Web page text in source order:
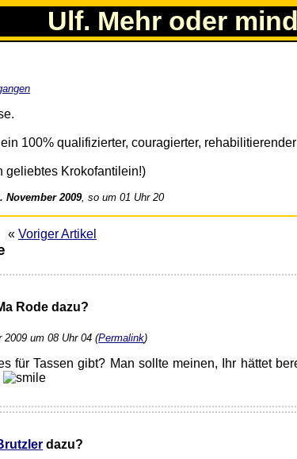
Ulf. Mehr oder
ein 100% qualifizierter, couragierter,
geliebtes Krokofantilein!)
November 2009, so um 01 Uhr 20
« Voriger Artikel
Rode dazu?
2009 um 08 Uhr 04 (Permalink)
für Tassen gibt? Man sollte meinen, Ihr hättet
dazu?